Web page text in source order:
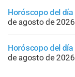
Horóscopo del día
de agosto de 2026
Horóscopo del día
de agosto de 2026